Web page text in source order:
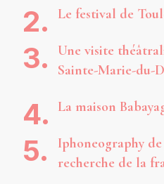
Le festival de
Une visite
Sainte-Marie-du-
La maison
Iphoneography
recherche de la